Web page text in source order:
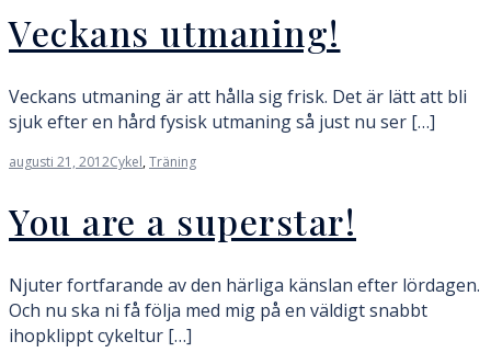
Veckans utmaning!
Veckans utmaning är att hålla sig frisk. Det är lätt att bli
sjuk efter en hård fysisk utmaning så just nu ser […]
augusti 21, 2012Cykel,Träning
You are a superstar!
Njuter fortfarande av den härliga känslan efter lördagen.
Och nu ska ni få följa med mig på en väldigt snabbt
ihopklippt cykeltur […]